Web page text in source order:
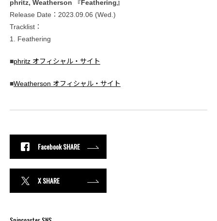
phritz, Weatherson 『Feathering』
Release Date：2023.09.06 (Wed.)
Tracklist：
1. Feathering
■phritz オフィシャル・サイト
■Weatherson オフィシャル・サイト
Facebook SHARE
X SHARE